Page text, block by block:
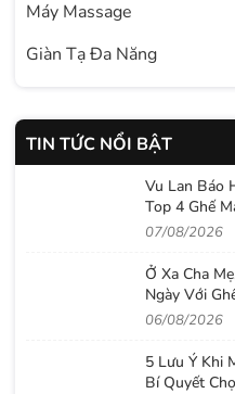
Máy Massage
Giàn Tạ Đa Năng
TIN TỨC NỔI BẬT
Vu Lan Báo
Top 4 Ghế
2026
07/08/2026
Ở Xa Cha
Ngày Với
06/08/2026
5 Lưu Ý Khi
Bí Quyết